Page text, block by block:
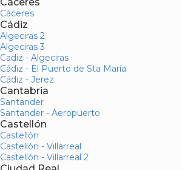
Cáceres
Cádiz
Algeciras 2
Algeciras 3
Cadiz - Algeciras
Cádiz - El Puerto de Sta María
Cádiz - Jerez
Cantabria
Santander
Santander - Aeropuerto
Castellón
Castellón
Castellón - Villarreal
Castellón - Villarreal 2